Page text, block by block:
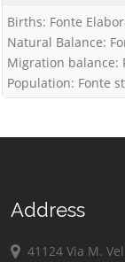
Births: Fonte
Natural Balance:
Migration balance:
Population: Fonte
Address
41124 Via M.